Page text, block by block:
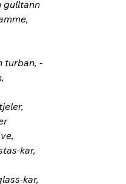
gulltann
turban, -
kar,
kar,